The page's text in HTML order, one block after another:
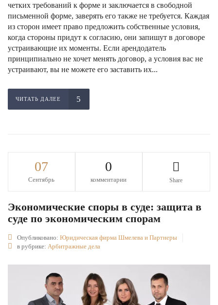
четких требований к форме и заключается в свободной
письменной форме, заверять его также не требуется. Каждая
из сторон имеет право предложить собственные условия,
когда стороны придут к согласию, они запишут в договоре
устраивающие их моменты. Если арендодатель
принципиально не хочет менять договор, а условия вас не
устраивают, вы не можете его заставить их...
ЧИТАТЬ ДАЛЕЕ
07
Сентябрь
0
комментарии Share
Экономические споры в суде: защита в
суде по экономическим спорам
Опубликовано: Юридическая фирма Шмелева и Партнеры
в рубрике: Арбитражные дела